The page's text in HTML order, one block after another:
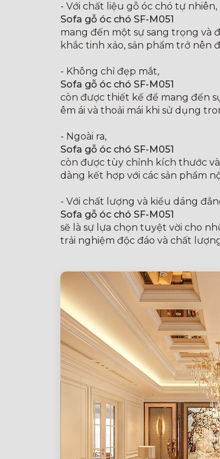
- Với chất liệu gỗ óc chó tự nhiên,
Sofa gỗ óc chó SF-M051
mang đến một sự sang trọng và
khắc tinh xảo, sản phẩm trở nên
- Không chỉ đẹp mắt,
Sofa gỗ óc chó SF-M051
còn được thiết kế để mang đến
êm ái và thoải mái khi sử dụng
- Ngoài ra,
Sofa gỗ óc chó SF-M051
còn được tùy chỉnh kích thước
dàng kết hợp với các sản phẩm
- Với chất lượng và kiểu dáng
Sofa gỗ óc chó SF-M051
sẽ là sự lựa chọn tuyệt vời cho
trải nghiệm độc đáo và chất